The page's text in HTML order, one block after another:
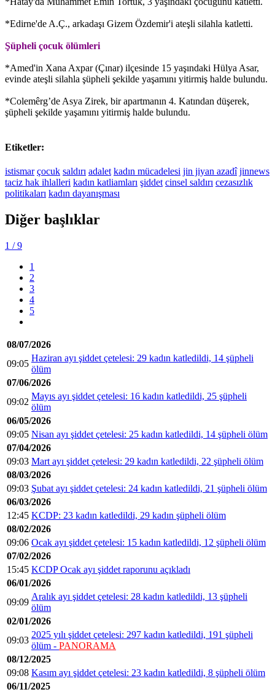
*Edirne'de A.Ç., arkadaşı Gizem Özdemir'i ateşli silahla katletti.
Şüpheli çocuk ölümleri
*Amed'in Xana Axpar (Çınar) ilçesinde 15 yaşındaki Hülya Asar,
evinde ateşli silahla şüpheli şekilde yaşamını yitirmiş halde bulundu.
*Colemêrg’de Asya Zirek, bir apartmanın 4. Katından düşerek,
şüpheli şekilde yaşamını yitirmiş halde bulundu.
Etiketler:
istismar çocuk saldırı adalet kadın mücadelesi jin jiyan azadî jinnews
taciz hak ihlalleri kadın katliamları şiddet cinsel saldırı cezasızlık
politikaları kadın dayanışması
Diğer başlıklar
1 / 9
1
2
3
4
5
08/07/2026
09:05
Haziran ayı şiddet çetelesi: 29 kadın katledildi, 14 şüpheli
ölüm
07/06/2026
09:02
Mayıs ayı şiddet çetelesi: 16 kadın katledildi, 25 şüpheli
ölüm
06/05/2026
09:05 Nisan ayı şiddet çetelesi: 25 kadın katledildi, 14 şüpheli ölüm
07/04/2026
09:03 Mart ayı şiddet çetelesi: 29 kadın katledildi, 22 şüpheli ölüm
08/03/2026
09:03 Şubat ayı şiddet çetelesi: 24 kadın katledildi, 21 şüpheli ölüm
06/03/2026
12:45 KCDP: 23 kadın katledildi, 29 kadın şüpheli ölüm
08/02/2026
09:06 Ocak ayı şiddet çetelesi: 15 kadın katledildi, 12 şüpheli ölüm
07/02/2026
15:45 KCDP Ocak ayı şiddet raporunu açıkladı
06/01/2026
09:09
Aralık ayı şiddet çetelesi: 28 kadın katledildi, 13 şüpheli
ölüm
02/01/2026
09:03
2025 yılı şiddet çetelesi: 297 kadın katledildi, 191 şüpheli
ölüm - PANORAMA
08/12/2025
09:08 Kasım ayı şiddet çetelesi: 23 kadın katledildi, 8 şüpheli ölüm
06/11/2025